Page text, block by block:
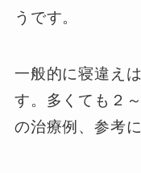
うです。
一般的に寝違え
す。多くても２
の治療例、参考